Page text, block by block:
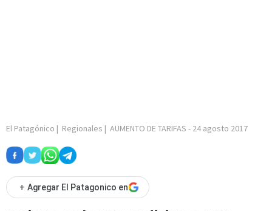
El Patagónico | Regionales | AUMENTO DE TARIFAS - 24 agosto 2017
+ Agregar El Patagonico en